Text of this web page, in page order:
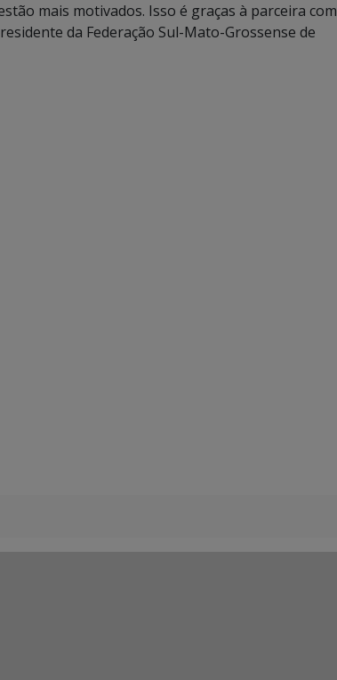
mais motivados. Isso é graças à parceira com
da Federação Sul-Mato-Grossense de